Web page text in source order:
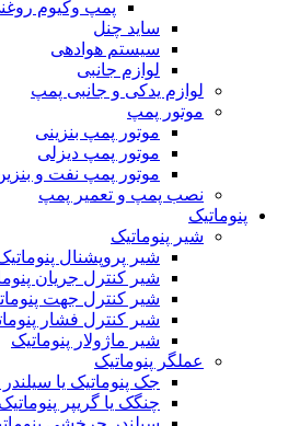
پمپ وکیوم
ساید چنل
سیستم هوادهی
لوازم جانبی
لوازم یدکی و جانبی پمپ
موتور پمپ
موتور پمپ بنزینی
موتور پمپ دیزلی
موتور پمپ نفت و
نصب پمپ و تعمیر پمپ
پنوماتیک
شیر پنوماتیک
شیر پروپشنال
شیر کنترل جریان
شیر کنترل جهت
شیر کنترل فشار
شیر ماژولار پنوماتیک
عملگر پنوماتیک
جک پنوماتیک یا سیلندر
چنگک یا گریپر پنوماتیک